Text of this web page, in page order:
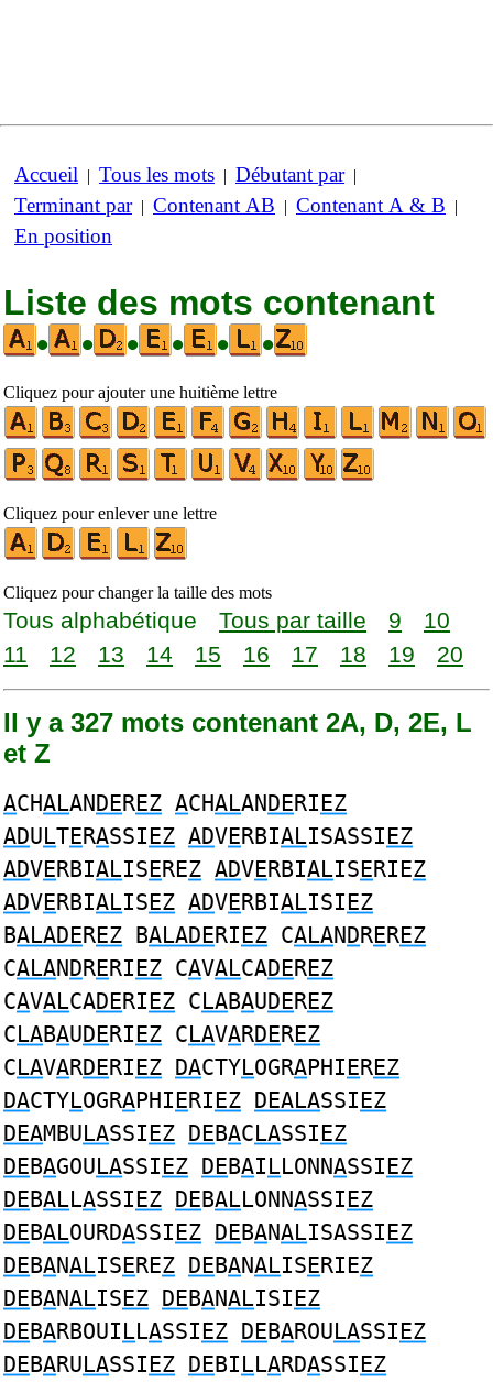
Accueil | Tous les mots | Débutant par|
Terminant par| Contenant AB | Contenant A & B |
En position
Liste des mots contenant
•
• • • • •
Cliquez pour ajouter une huitième lettre
Cliquez pour enlever une lettre
Cliquez pour changer la taille des mots
Tous alphabétique Tous par taille 9
10
11
12 13 14 15 16 17 18 19 20
Il y a 327 mots contenant 2A, D, 2E, L
et Z
ACHALANDEREZ ACHALANDERIEZ
ADULTERASSIEZ ADVERBIALISASSIEZ
ADVERBIALISEREZ ADVERBIALISERIEZ
ADVERBIALISEZ ADVERBIALISIEZ
BALADEREZ BALADERIEZ CALANDREREZ
CALANDRERIEZ CAVALCADEREZ
CAVALCADERIEZ CLABAUDEREZ
CLABAUDERIEZ CLAVARDEREZ
CLAVARDERIEZ DACTYLOGRAPHIEREZ
DACTYLOGRAPHIERIEZ DEALASSIEZ
DEAMBULASSIEZ DEBACLASSIEZ
DEBAGOULASSIEZ DEBAILLONNASSIEZ
DEBALLASSIEZ DEBALLONNASSIEZ
DEBALOURDASSIEZ DEBANALISASSIEZ
DEBANALISEREZ DEBANALISERIEZ
DEBANALISEZ DEBANALISIEZ
DEBARBOUILLASSIEZ DEBAROULASSIEZ
DEBARULASSIEZ DEBILLARDASSIEZ